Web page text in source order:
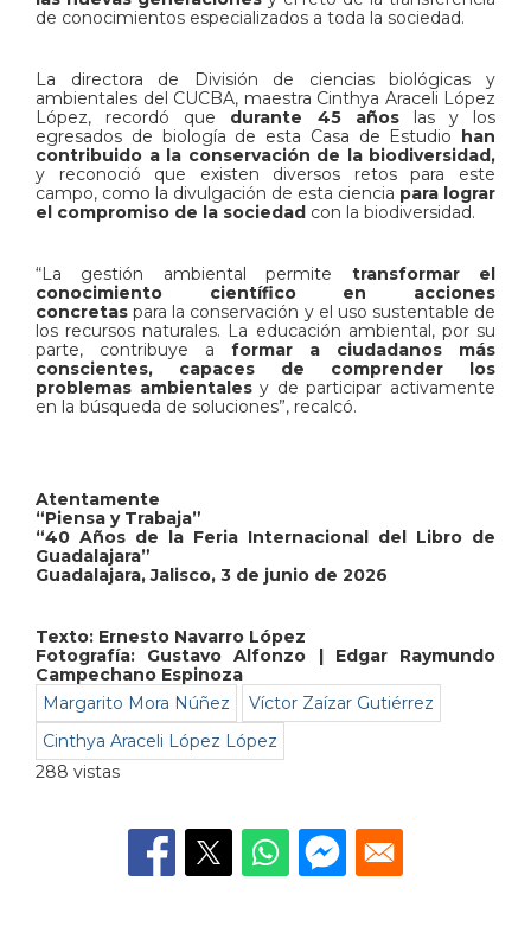
de conocimientos especializados a toda la sociedad.
La directora de División de ciencias biológicas y
ambientales del CUCBA, maestra Cinthya Araceli López
López, recordó que durante 45 añoslas y los
egresados de biología de esta Casa de Estudio han
contribuido a la conservación de la biodiversidad,
y reconoció que existen diversos retos para este
campo, como la divulgación de esta ciencia para lograr
el compromiso de la sociedad con la biodiversidad.
“La gestión ambiental permite transformar el
conocimiento científico en acciones
concretaspara la conservación y el uso sustentable de
los recursos naturales. La educación ambiental, por su
parte, contribuye a formar a ciudadanos más
conscientes,
capaces de comprender los
problemas ambientalesy de participar activamente
en la búsqueda de soluciones”, recalcó.
Atentamente
“Piensa y Trabaja”
“40 Años de la Feria Internacional del Libro de
Guadalajara”
Guadalajara, Jalisco, 3 de junio de 2026
Texto: Ernesto Navarro López
Fotografía: Gustavo Alfonzo | Edgar Raymundo
Campechano Espinoza
Margarito Mora Núñez
Víctor Zaízar Gutiérrez
Cinthya Araceli López López
288 vistas